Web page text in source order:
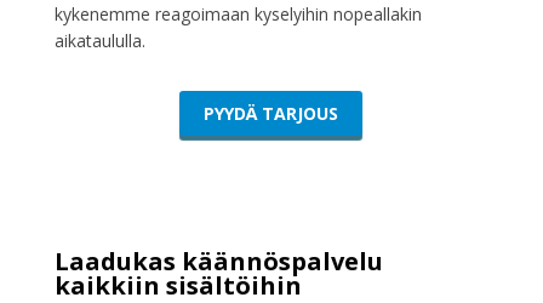
kykenemme reagoimaan kyselyihin nopeallakin
aikataululla.
PYYDÄ TARJOUS
Laadukas käännöspalvelu
kaikkiin sisältöihin